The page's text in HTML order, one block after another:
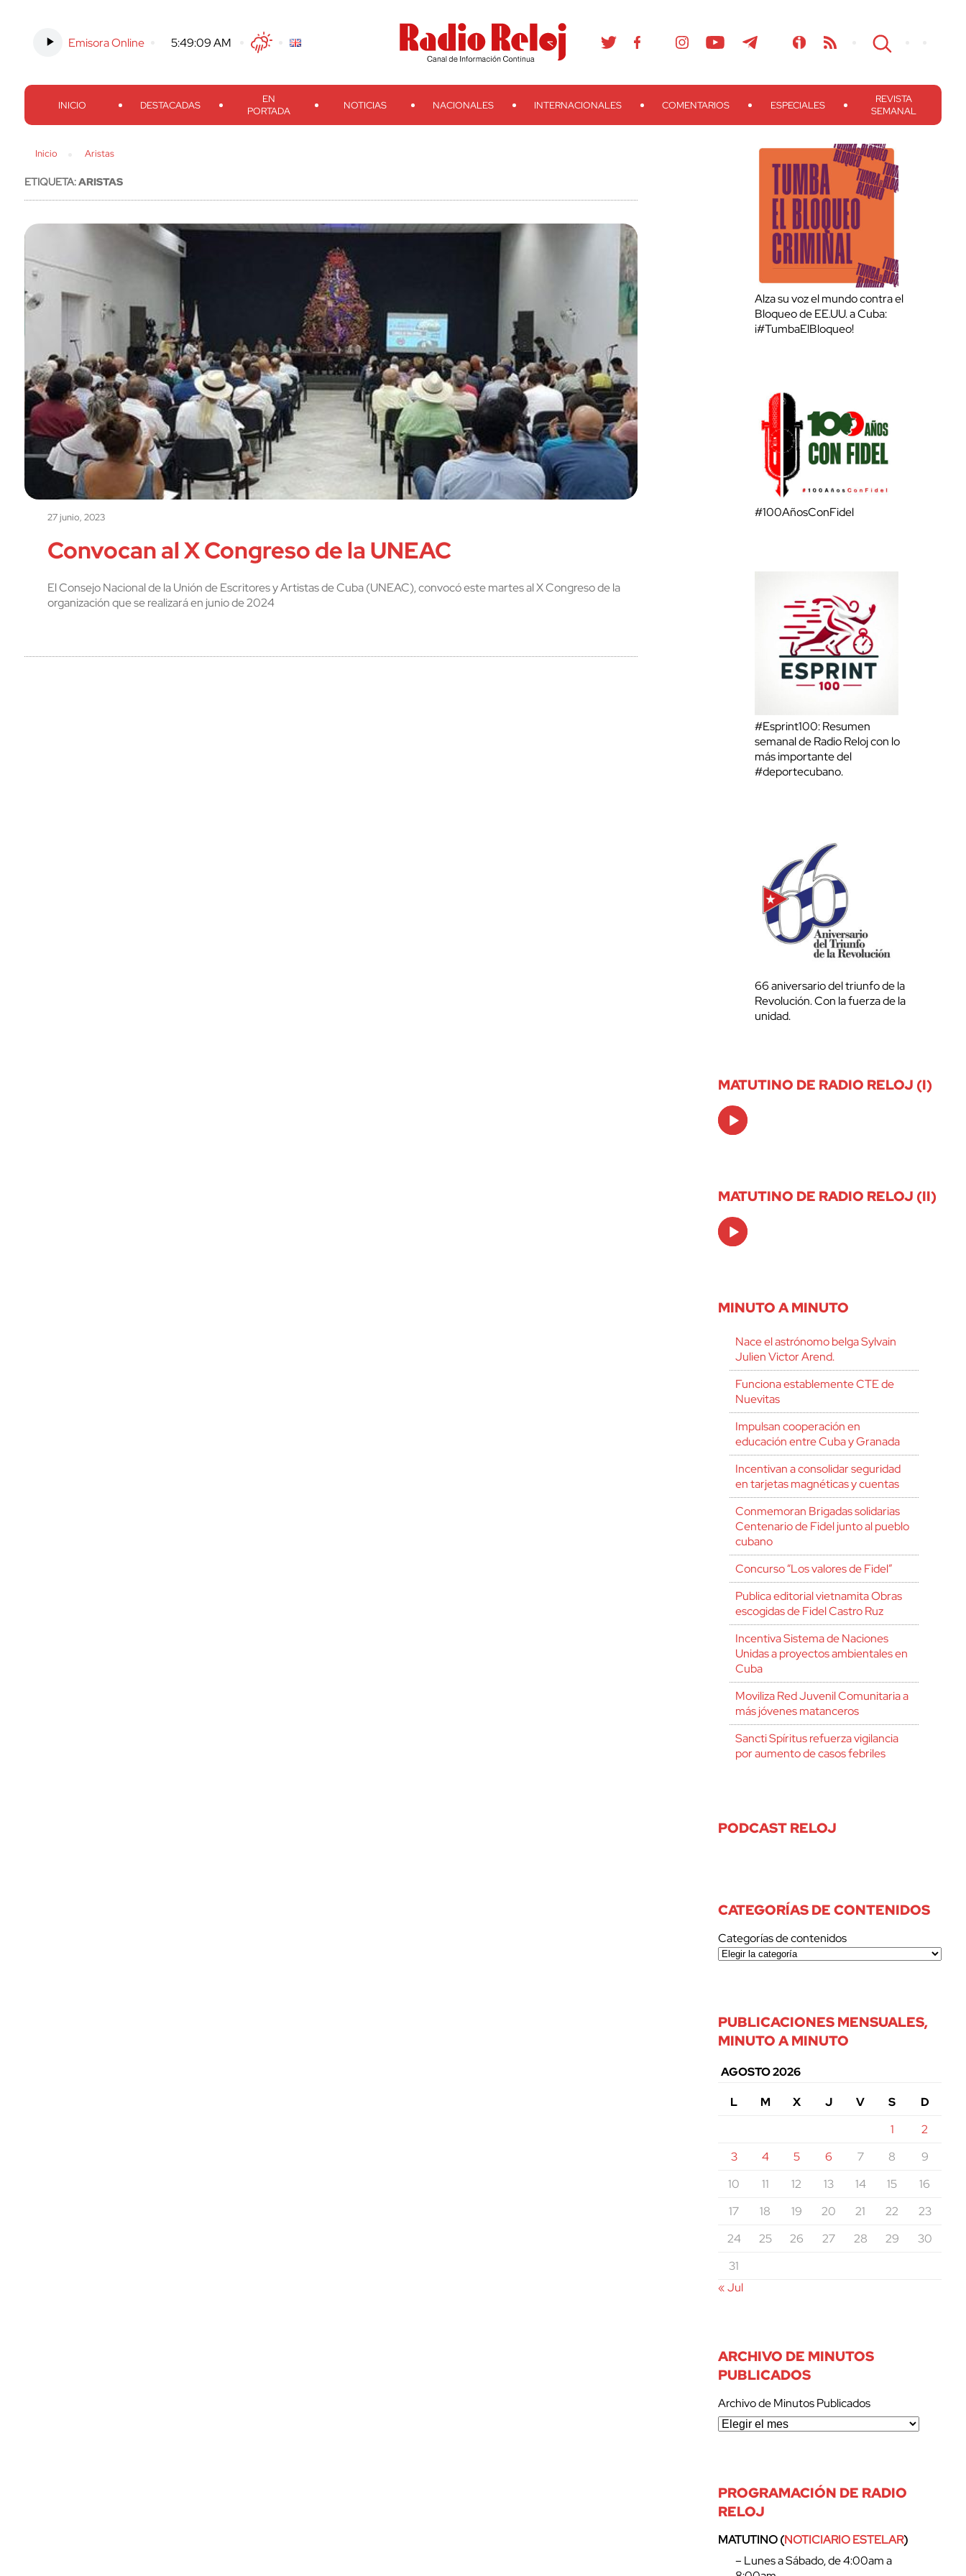
Emisora Online -5:49:10 AM TwitterFacebook
Threads
Instagram TelegramTeveo Ivoox RSS Search
INICIO DESTACADAS
EN
PORTADA
NOTICIAS NACIONALES INTERNACIONALES COMENTARIOS ESPECIALES
REVISTA
SEMANAL
Inicio Aristas
ETIQUETA:ARISTAS
27 junio, 2023
Convocan al X Congreso de la UNEAC
El Consejo Nacional de la Unión de Escritores y Artistas de Cuba (UNEAC), convocó este martes al X Congreso de la
organización que se realizará en junio de 2024
Alza su voz el mundo contra el
Bloqueo de EE.UU. a Cuba:
¡#TumbaElBloqueo!
#100AñosConFidel
#Esprint100: Resumen
semanal de Radio Reloj con lo
más importante del
#deportecubano.
66 aniversario del triunfo de la
Revolución. Con la fuerza de la
unidad.
MATUTINO DE RADIO RELOJ (I)
Audio
Player
MATUTINO DE RADIO RELOJ (II)
Audio
Player
MINUTO A MINUTO
Nace el astrónomo belga Sylvain
Julien Victor Arend.
Funciona establemente CTE de
Nuevitas
Impulsan cooperación en
educación entre Cuba y Granada
Incentivan a consolidar seguridad
en tarjetas magnéticas y cuentas
Conmemoran Brigadas solidarias
Centenario de Fidel junto al pueblo
cubano
Concurso “Los valores de Fidel”
Publica editorial vietnamita Obras
escogidas de Fidel Castro Ruz
Incentiva Sistema de Naciones
Unidas a proyectos ambientales en
Cuba
Moviliza Red Juvenil Comunitaria a
más jóvenes matanceros
Sancti Spíritus refuerza vigilancia
por aumento de casos febriles
PODCAST RELOJ
CATEGORÍAS DE CONTENIDOS
Categorías de contenidos
PUBLICACIONES MENSUALES,
MINUTO A MINUTO
AGOSTO 2026
L
M X J V S
D
1
2
3
4 5 6 7 8
9
10
11 12 13 14 15
16
17
18 19 20 21 22
23
24
25 26 27 28 29
30
31
« Jul
ARCHIVO DE MINUTOS
PUBLICADOS
Archivo de Minutos Publicados
PROGRAMACIÓN DE RADIO
RELOJ
MATUTINO (NOTICIARIO ESTELAR)
– Lunes a Sábado, de 4:00am a